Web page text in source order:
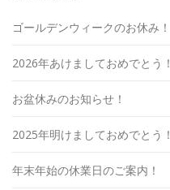
ゴールデンウィークのお休み！
2026年あけましておめでとう！
お盆休みのお知らせ！
2025年明けましておめでとう！
年末年始の休業日のご案内！